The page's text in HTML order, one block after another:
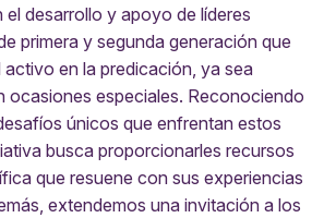
desarrollo y apoyo de líderes
primera y segunda generación que
activo en la predicación, ya sea
ocasiones especiales. Reconociendo
únicos que enfrentan estos
busca proporcionarles recursos
que resuene con sus experiencias
extendemos una invitación a los